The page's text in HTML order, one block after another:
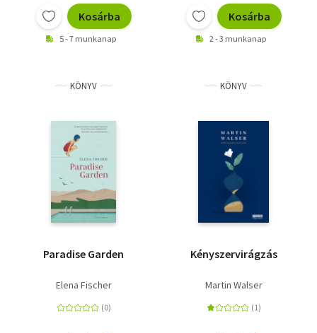
Kosárba
5 - 7 munkanap
Kosárba
2 - 3 munkanap
KÖNYV
Paradise Garden
Elena Fischer
KÖNYV
Kényszervirágzás
Martin Walser